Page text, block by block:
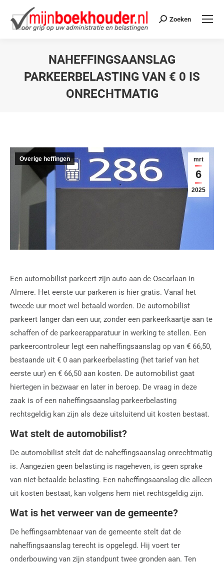
Zoeken
NAHEFFINGSAANSLAG
PARKEERBELASTING VAN € 0 IS
ONRECHTMATIG
mrt
6
2025
Overige heffingen
Een automobilist parkeert zijn auto aan de Oscarlaan in
Almere. Het eerste uur parkeren is hier gratis. Vanaf het
tweede uur moet wel betaald worden. De automobilist
parkeert langer dan een uur, zonder een parkeerkaartje aan te
schaffen of de parkeerapparatuur in werking te stellen. Een
parkeercontroleur legt een naheffingsaanslag op van € 66,50,
bestaande uit € 0 aan parkeerbelasting (het tarief van het
eerste uur) en € 66,50 aan kosten. De automobilist gaat
hiertegen in bezwaar en later in beroep. De vraag in deze
zaak is of een naheffingsaanslag parkeerbelasting
rechtsgeldig kan zijn als deze uitsluitend uit kosten bestaat.
Wat stelt de automobilist?
De automobilist stelt dat de naheffingsaanslag onrechtmatig
is. Aangezien geen belasting is nageheven, is geen sprake
van niet-betaalde belasting. Een naheffingsaanslag die alleen
uit kosten bestaat, kan volgens hem niet rechtsgeldig zijn.
Wat is het verweer van de gemeente?
De heffingsambtenaar van de gemeente stelt dat de
naheffingsaanslag terecht is opgelegd. Hij voert ter
onderbouwing van zijn standpunt twee gronden aan. Ten